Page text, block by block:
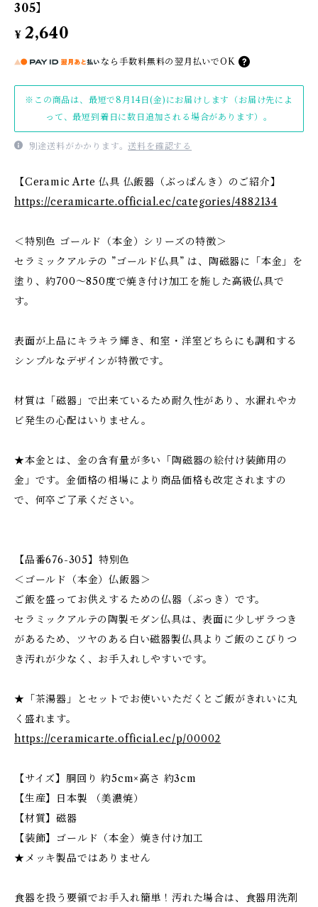
305】
¥ 2,640
なら 手数料無料の 翌月払いでOK
※この商品は、最短で8月14日(金)にお届けします（お届け先によ
って、最短到着日に数日追加される場合があります）。
別途送料がかかります。送料を確認する
【Ceramic Arte 仏具 仏飯器（ぶっぱんき）のご紹介】
https://ceramicarte.official.ec/categories/4882134
＜特別色 ゴールド（本金）シリーズの特徴＞
セラミックアルテの ”ゴールド仏具” は、陶磁器に「本金」を
塗り、約700～850度で焼き付け加工を施した高級仏具で
す。
表面が上品にキラキラ輝き、和室・洋室どちらにも調和する
シンプルなデザインが特徴です。
材質は「磁器」で出来ているため耐久性があり、水漏れやカ
ビ発生の心配はいりません。
★本金とは、金の含有量が多い「陶磁器の絵付け装飾用の
金」です。金価格の相場により商品価格も改定されますの
で、何卒ご了承ください。
【品番676-305】特別色
＜ゴールド（本金）仏飯器＞
ご飯を盛ってお供えするための仏器（ぶっき）です。
セラミックアルテの陶製モダン仏具は、表面に少しザラつき
があるため、ツヤのある白い磁器製仏具よりご飯のこびりつ
き汚れが少なく、お手入れしやすいです。
★「茶湯器」とセットでお使いいただくとご飯がきれいに丸
く盛れます。
https://ceramicarte.official.ec/p/00002
【サイズ】胴回り 約5cm×高さ 約3cm
【生産】日本製 （美濃焼）
【材質】磁器
【装飾】ゴールド（本金）焼き付け加工
★メッキ製品ではありません
食器を扱う要領でお手入れ簡単！汚れた場合は、食器用洗剤